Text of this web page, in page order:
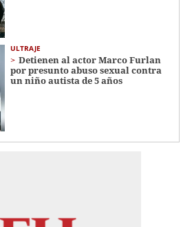
ULTRAJE
Detienen al actor Marco Furlan
por presunto abuso sexual contra
un niño autista de 5 años